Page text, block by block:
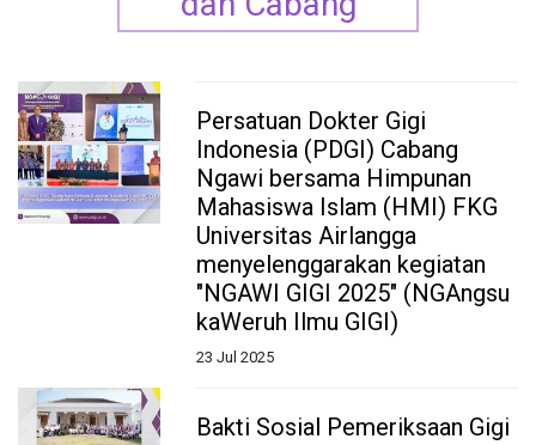
dan Cabang
Persatuan Dokter Gigi
Indonesia (PDGI) Cabang
Ngawi bersama Himpunan
Mahasiswa Islam (HMI) FKG
Universitas Airlangga
menyelenggarakan kegiatan
"NGAWI GIGI 2025" (NGAngsu
kaWeruh Ilmu GIGI)